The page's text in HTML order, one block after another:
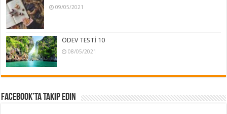
09/05/2021
ÖDEV TESTİ 10
08/05/2021
Facebook’ta Takip Edin